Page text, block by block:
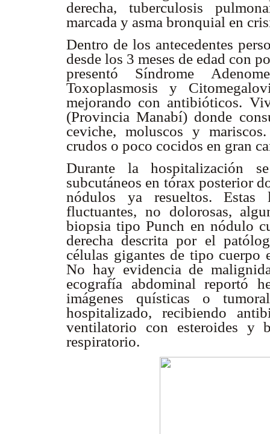
derecha, tuberculosis
marcada y asma bronquial en
Dentro de los antecedentes
desde los 3 meses de edad con
presentó Síndrome
Toxoplasmosis y
mejorando con antibióticos.
(Provincia Manabí) donde
ceviche, moluscos y
crudos o poco cocidos en gran
Durante la hospitalización
subcutáneos en tórax posterior
nódulos ya resueltos. Estas
fluctuantes, no dolorosas,
biopsia tipo Punch en nódulo
derecha descrita por el
células gigantes de tipo cuerpo
No hay evidencia de
ecografía abdominal reportó
imágenes quísticas o
hospitalizado, recibiendo
ventilatorio con esteroides y
respiratorio.